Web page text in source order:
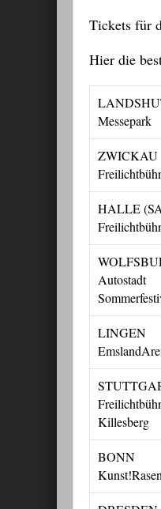
Tickets für
Hier die
Messepark
ZWICKAU
HALLE
Autostadt
LINGEN
Killesberg
BONN
Kunst!Rasen